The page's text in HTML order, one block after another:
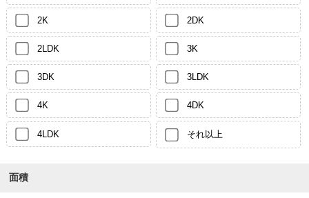
2K 2DK
2LDK 3K
3DK 3LDK
4K 4DK
4LDK それ以上
面積